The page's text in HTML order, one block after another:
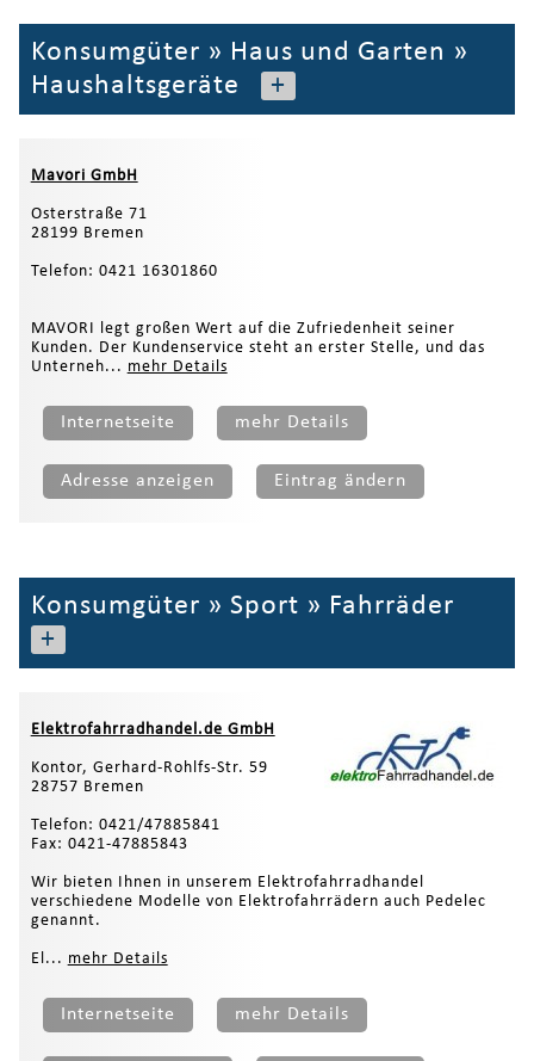
Konsumgüter » Haus und Garten »
Haushaltsgeräte
+
Mavori GmbH
Osterstraße 71
28199 Bremen
Telefon: 0421 16301860
MAVORI legt großen Wert auf die Zufriedenheit seiner
Kunden. Der Kundenservice steht an erster Stelle, und das
Unterneh... mehr Details
Internetseite mehr Details
Adresse anzeigen Eintrag ändern
Konsumgüter » Sport » Fahrräder
+
Elektrofahrradhandel.de GmbH
Kontor, Gerhard-Rohlfs-Str. 59
28757 Bremen
Telefon: 0421/47885841
Fax: 0421-47885843
Wir bieten Ihnen in unserem Elektrofahrradhandel
verschiedene Modelle von Elektrofahrrädern auch Pedelec
genannt.
El... mehr Details
Internetseite mehr Details